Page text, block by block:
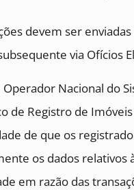
devem ser enviadas
via Ofícios
Operador Nacional do
de Registro de
de que os
os dados relativos
em razão das